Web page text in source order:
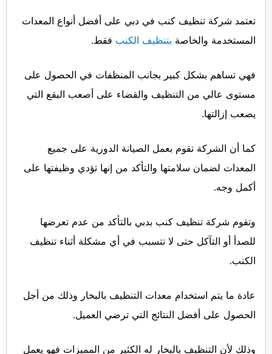
تعتمد شركة تنظيف كنب في دبي على أفضل أنواع المعدات
المستخدمة والخاصة بتنظيف الكنب فقط.
فهي تساهم بشكل كبير بجانب المنظفات في الحصول على
مستوى عالي من التنظيف والقضاء على أصعب البقع التي
يصعب إزالتها.
كما أن الشركة تقوم بعمل الصيانة الدورية على جميع
المعدات لضمان سلامتها والتأكد من إنها تؤدي وظيفتها على
أكمل وجه.
وتقوم شركة تنظيف كنب بدبي بالتأكد من عدم تعرضها
للصدأ أو التآكل حتى لا تتسبب في أي مشكلة أثناء تنظيف
الكنب.
عادة ما يتم استخدام معدات التنظيف بالبخار وذلك من أجل
الحصول على أفضل النتائج التي ترضي العميل.
وذلك لأن التنظيف بالبخار له الكثير من المميزات فهو يعمل